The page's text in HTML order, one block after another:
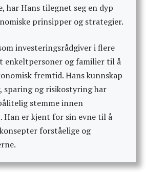
har Hans tilegnet seg en dyp
prinsipper og strategier.
investeringsrådgiver i flere
enkeltpersoner og familier til å
fremtid. Hans kunnskap
sparing og risikostyring har
stemme innen
Han er kjent for sin evne til å
forståelige og